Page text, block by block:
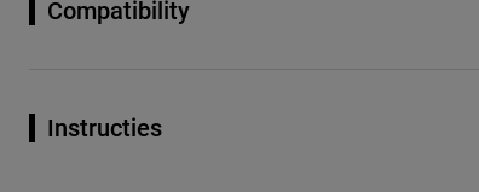
Compatibility
Instructies